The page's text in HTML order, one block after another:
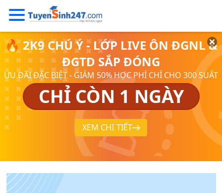
🔥 2K9 CHÚ Ý - LỚP LIVE ÔN ĐGNL &
ĐGTD SẮP ĐÓNG
ƯU ĐÃI ĐẶC BIỆT - GIẢM 50% HỌC PHÍ CHỈ CHO 300 SUẤT
CHỈ CÒN 1 NGÀY
XEM CHI TIẾT